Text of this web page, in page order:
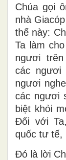
Chúa gọi
nhà
thế này:
Ta làm
ngươi
các ngươi
ngươi
các ngươi
biệt khỏi
Ðối với
quốc tư tế,
Ðó là lời